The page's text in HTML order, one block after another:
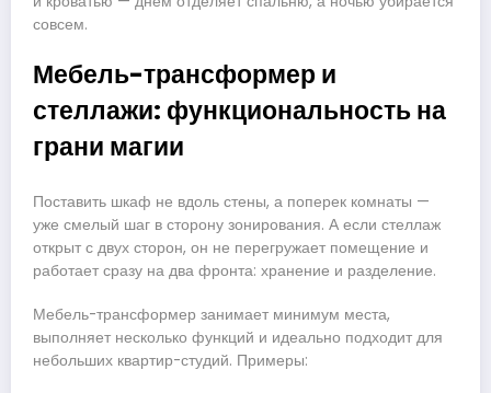
совсем.
Мебель-трансформер и
стеллажи: функциональность на
грани магии
Поставить шкаф не вдоль стены, а поперек комнаты —
уже смелый шаг в сторону зонирования. А если стеллаж
открыт с двух сторон, он не перегружает помещение и
работает сразу на два фронта: хранение и разделение.
Мебель-трансформер занимает минимум места,
выполняет несколько функций и идеально подходит для
небольших квартир-студий. Примеры: